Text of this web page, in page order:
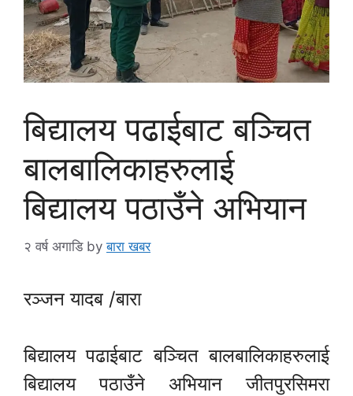
बिद्यालय पढाईबाट बञ्चित
बालबालिकाहरुलाई
बिद्यालय पठाउँने अभियान
२ वर्ष अगाडि byबारा खबर
रञ्जन यादब /बारा
बिद्यालय पढाईबाट बञ्चित बालबालिकाहरुलाई
बिद्यालय पठाउँने अभियान जीतपुरसिमरा